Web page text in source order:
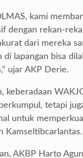
kami
dengan rekan-
dari mereka
di lapangan bisa
ujar AKP Derie.
keberadaan
tetapi
untuk
Kamseltibcarlantas.
AKBP Harto